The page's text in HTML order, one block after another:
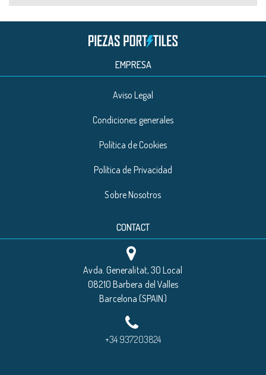
EMPRESA
Aviso Legal
Condiciones generales
Política de Cookies
Política de Privacidad
Sobre Nosotros
CONTACT
Avda. Generalitat, 30 Local
08210 Barbera del Valles
Barcelona (SPAIN)
+34 937203824